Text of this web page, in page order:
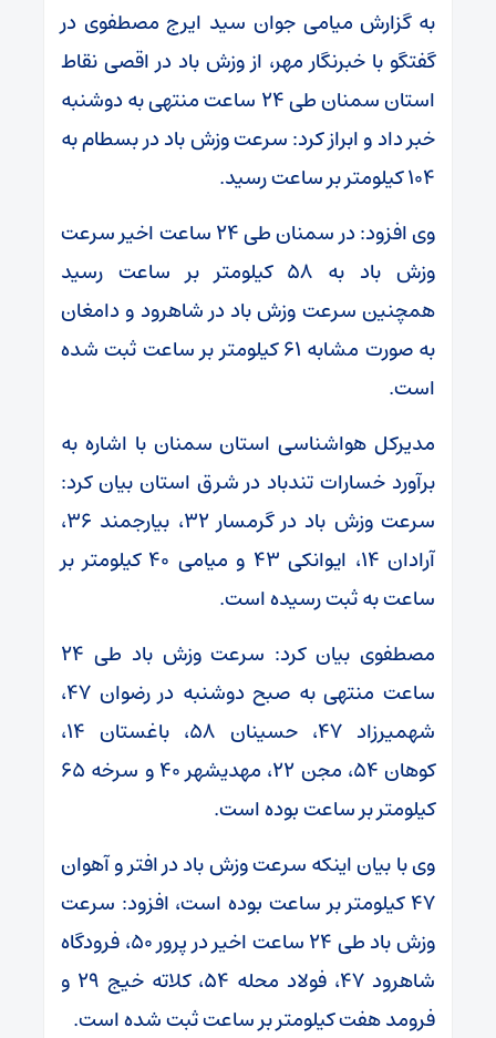
به گزارش میامی جوان سید ایرج مصطفوی در
گفتگو با خبرنگار مهر، از وزش باد در اقصی نقاط
استان سمنان طی ۲۴ ساعت منتهی به دوشنبه
خبر داد و ابراز کرد: سرعت وزش باد در بسطام به
۱۰۴ کیلومتر بر ساعت رسید.
وی افزود: در سمنان طی ۲۴ ساعت اخیر سرعت
وزش باد به ۵۸ کیلومتر بر ساعت رسید
همچنین سرعت وزش باد در شاهرود و دامغان
به صورت مشابه ۶۱ کیلومتر بر ساعت ثبت شده
است.
مدیرکل هواشناسی استان سمنان با اشاره به
برآورد خسارات تندباد در شرق استان بیان کرد:
سرعت وزش باد در گرمسار ۳۲، بیارجمند ۳۶،
آرادان ۱۴، ایوانکی ۴۳ و میامی ۴۰ کیلومتر بر
ساعت به ثبت رسیده است.
مصطفوی بیان کرد: سرعت وزش باد طی ۲۴
ساعت منتهی به صبح دوشنبه در رضوان ۴۷،
شهمیرزاد ۴۷، حسینان ۵۸، باغستان ۱۴،
کوهان ۵۴، مجن ۲۲، مهدیشهر ۴۰ و سرخه ۶۵
کیلومتر بر ساعت بوده است.
وی با بیان اینکه سرعت وزش باد در افتر و آهوان
۴۷ کیلومتر بر ساعت بوده است، افزود: سرعت
وزش باد طی ۲۴ ساعت اخیر در پرور ۵۰، فرودگاه
شاهرود ۴۷، فولاد محله ۵۴، کلاته خیج ۲۹ و
فرومد هفت کیلومتر بر ساعت ثبت شده است.